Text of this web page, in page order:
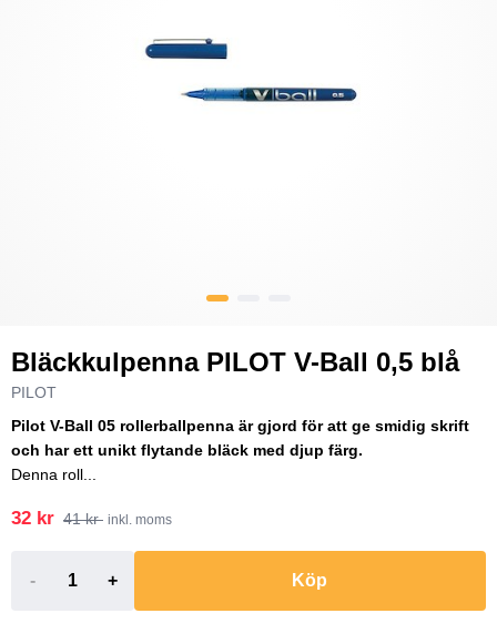
Bläckkulpenna PILOT V-Ball 0,5 blå
PILOT
Pilot V-Ball 05 rollerballpenna är gjord för att ge smidig skrift
och har ett unikt flytande bläck med djup färg.
Denna roll...
32 kr 41 kr inkl. moms
- + Köp